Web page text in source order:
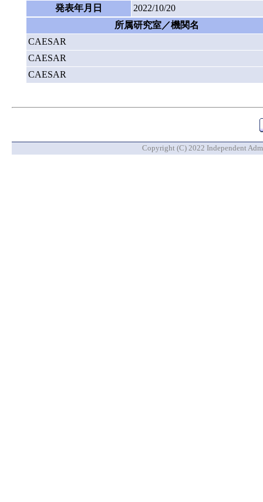
発表年月日
2022/10/20
所属研究室／機関名
CAESAR
CAESAR
CAESAR
Copyright (C) 2022 Independent